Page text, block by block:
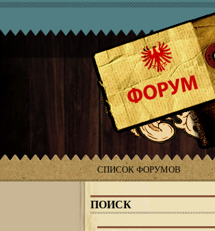
СПИСОК ФОРУМОВ
ПОИСК